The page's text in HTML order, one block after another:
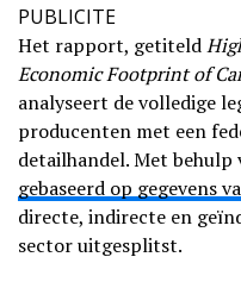
PUBLICITE
Het rapport, getiteld
Economic Footprint of
analyseert de volledige
producenten met een
detailhandel. Met
gebaseerd op gegevens
directe, indirecte en
sector uitgesplitst.